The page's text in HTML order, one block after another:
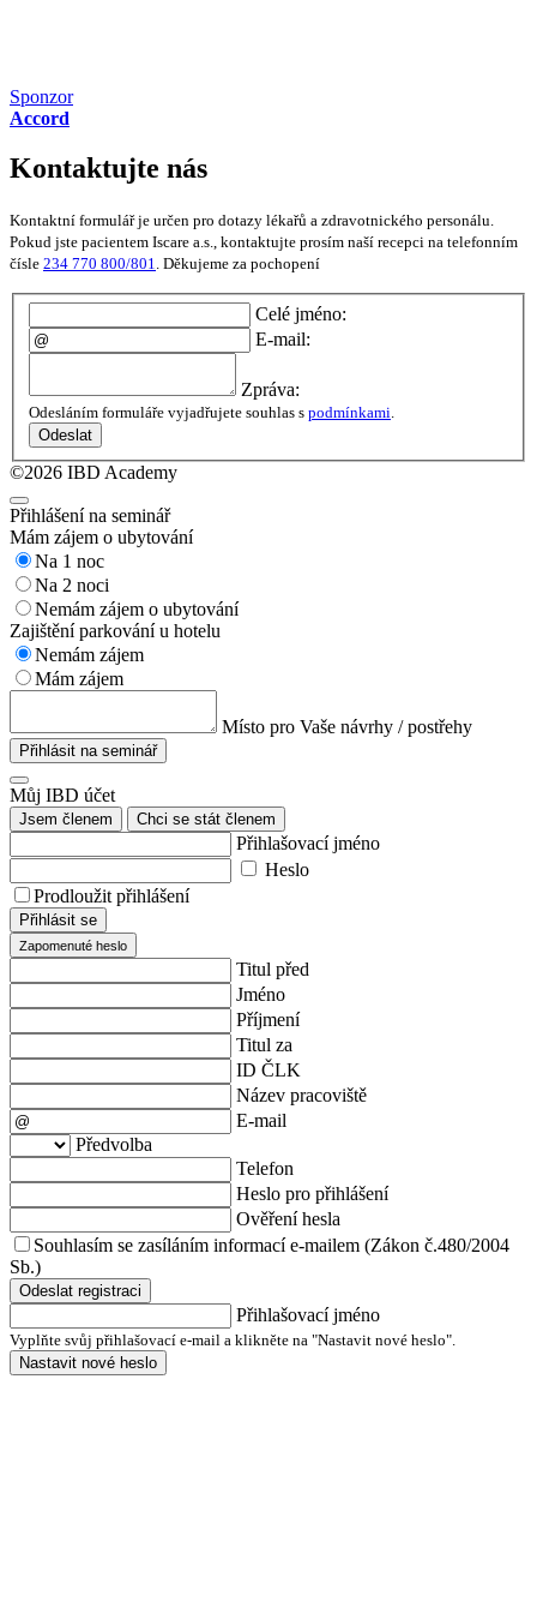
Sponzor
Accord
Kontaktujte nás
Kontaktní formulář je určen pro dotazy lékařů a zdravotnického personálu.
Pokud jste pacientem Iscare a.s., kontaktujte prosím naší recepci na telefonním
čísle 234 770 800/801. Děkujeme za pochopení
Celé jméno:
E-mail:
Zpráva:
Odesláním formuláře vyjadřujete souhlas s podmínkami
Odeslat
©2026 IBD Academy
Přihlášení na seminář
Mám zájem o ubytování
Na 1 noc
Na 2 noci
Nemám zájem o ubytování
Zajištění parkování u hotelu
Nemám zájem
Mám zájem
Místo pro Vaše návrhy / postřehy
Přihlásit na seminář
Můj IBD účet
Jsem členem Chci se stát členem
Přihlašovací jméno
Heslo
Prodloužit přihlášení
Přihlásit se
Zapomenuté heslo
Titul před
Jméno
Příjmení
Titul za
ID ČLK
Název pracoviště
E-mail
Předvolba
Telefon
Heslo pro přihlášení
Ověření hesla
Souhlasím se zasíláním informací e-mailem (Zákon č.480/2004
Sb.)
Odeslat registraci
Přihlašovací jméno
Vyplňte svůj přihlašovací e-mail a klikněte na "Nastavit nové heslo".
Nastavit nové heslo